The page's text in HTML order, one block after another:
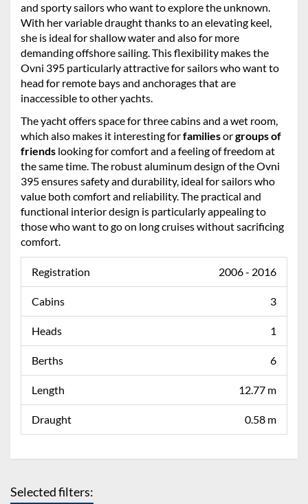
and sporty sailors who want to explore the unknown.
With her variable draught thanks to an elevating keel,
she is ideal for shallow water and also for more
demanding offshore sailing. This flexibility makes the
Ovni 395 particularly attractive for sailors who want to
head for remote bays and anchorages that are
inaccessible to other yachts.
The yacht offers space for three cabins and a wet room,
which also makes it interesting forfamiliesorgroups of
friends looking for comfort and a feeling of freedom at
the same time. The robust aluminum design of the Ovni
395 ensures safety and durability, ideal for sailors who
value both comfort and reliability. The practical and
functional interior design is particularly appealing to
those who want to go on long cruises without sacrificing
comfort.
Registration 2006 - 2016
Cabins 3
Heads 1
Berths 6
Length 12.77 m
Draught 0.58 m
Selected filters: